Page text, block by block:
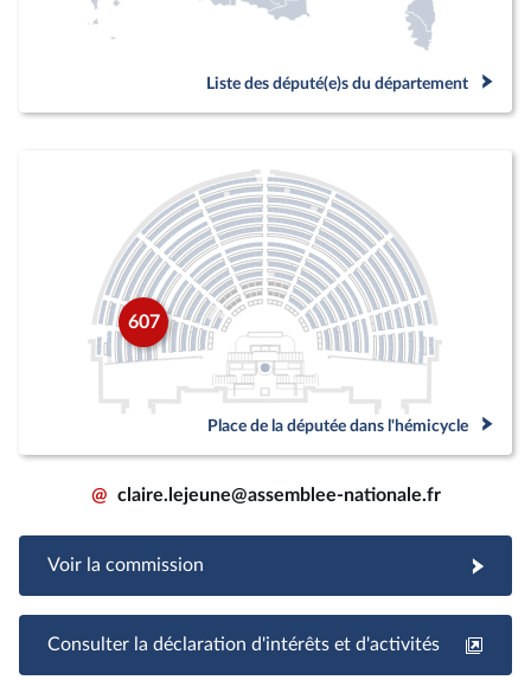
Liste des député(e)s du département
607
Place de la députée dans l'hémicycle
@ claire.lejeune@assemblee-nationale.fr
Voir la commission
Consulter la déclaration d'intérêts et d'activités